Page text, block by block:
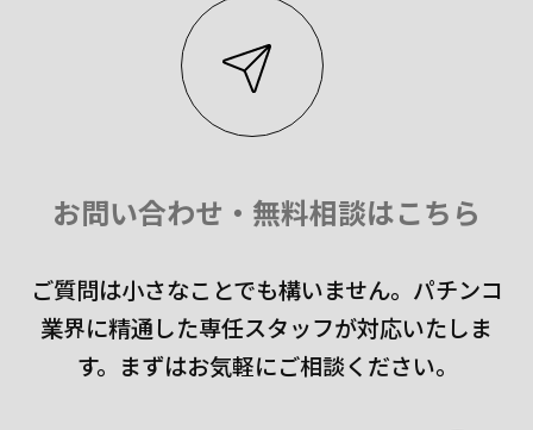
お問い合わせ・無料相談はこちら
ご質問は小さなことでも構いません。 パチンコ
業界に精通した専任スタッフが対応いたしま
す。 まずはお気軽にご相談ください。